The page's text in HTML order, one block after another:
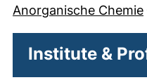
Anorganische Chemie
Institute &